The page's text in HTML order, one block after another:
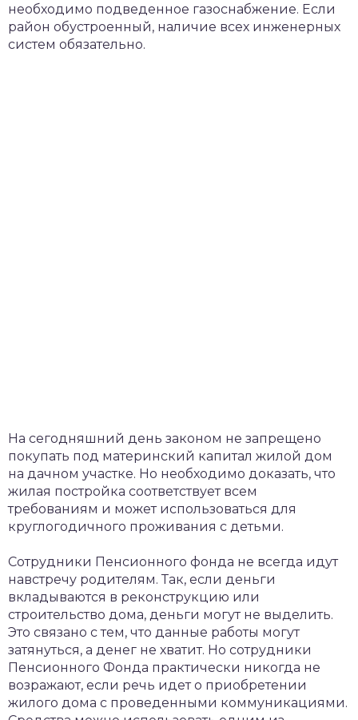
необходимо подведенное газоснабжение. Если
район обустроенный, наличие всех инженерных
систем обязательно.
На сегодняшний день законом не запрещено
покупать под материнский капитал жилой дом
на дачном участке. Но необходимо доказать, что
жилая постройка соответствует всем
требованиям и может использоваться для
круглогодичного проживания с детьми.
Сотрудники Пенсионного фонда не всегда идут
навстречу родителям. Так, если деньги
вкладываются в реконструкцию или
строительство дома, деньги могут не выделить.
Это связано с тем, что данные работы могут
затянуться, а денег не хватит. Но сотрудники
Пенсионного Фонда практически никогда не
возражают, если речь идет о приобретении
жилого дома с проведенными коммуникациями.